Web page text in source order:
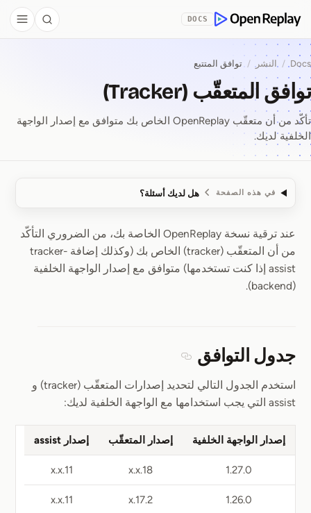
OpenReplay
DOCS
Search
Docs
/ النشر / توافق المتتبع
توافق المتعقّب (Tracker)
تأكّد من أن متعقّب OpenReplay الخاص بك متوافق مع إصدار الواجهة
الخلفية لديك.
في هذه الصفحة هل لديك أسئلة؟
توافق المتعقّب (Tracker)عند ترقية نسخة OpenReplay الخاصة بك، من الضروري التأكّد
من أن المتعقّب (tracker) الخاص بك (وكذلك إضافة tracker-
assist إذا كنت تستخدمها) متوافق مع إصدار الواجهة الخلفية
(backend).
جدول التوافق
استخدم الجدول التالي لتحديد إصدارات المتعقّب (tracker) و
assist التي يجب استخدامها مع الواجهة الخلفية لديك:
إصدار الواجهة الخلفية إصدار المتعقّب إصدار assist
1.27.0
18.x.x
11.x.x
1.26.0
17.2.x
11.x.x